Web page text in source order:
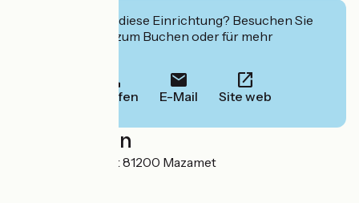
Interessiert Sie diese Einrichtung? Besuchen Sie
deren Website zum Buchen oder für mehr
Anrufen E-Mail Site web
Localisation
15 boulevard Soult 81200 Mazamet